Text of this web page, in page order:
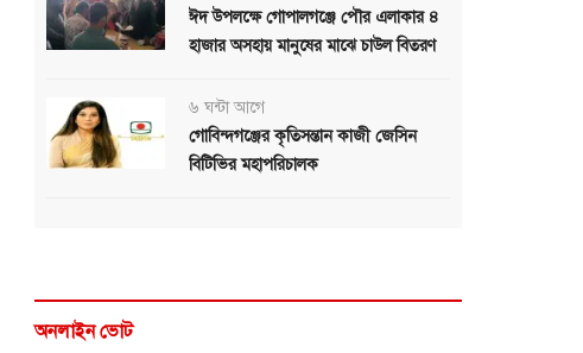
ঈদ উপলক্ষে গোপালগঞ্জে পৌর এলাকার ৪
হাজার অসহায় মানুষের মাঝে চাউল বিতরণ
৬ ঘন্টা আগে
গোবিন্দগঞ্জের কৃতিসন্তান কাজী জেসিন
বিটিভির মহাপরিচালক
অনলাইন ভোট